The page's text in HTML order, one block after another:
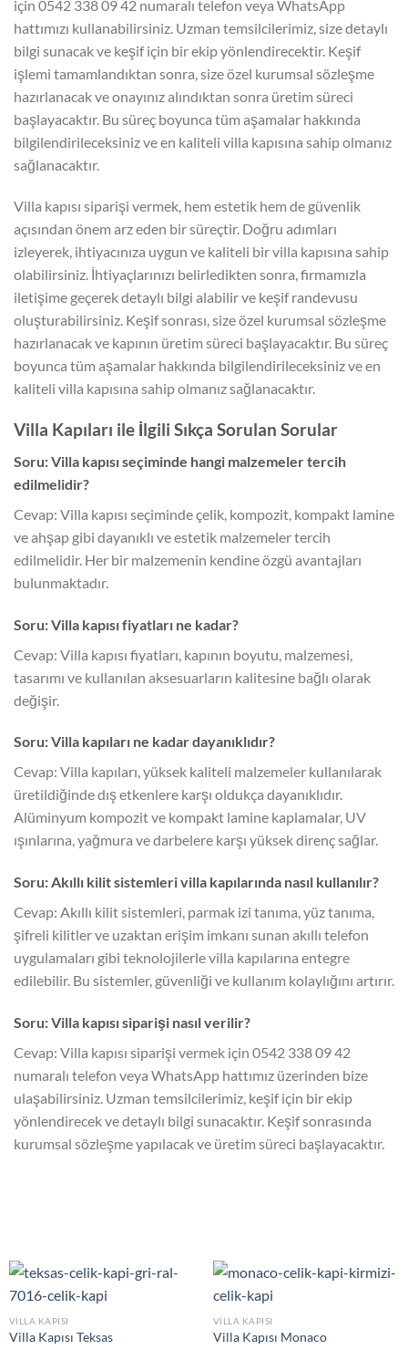
için 0542 338 09 42 numaralı telefon veya WhatsApp
hattımızı kullanabilirsiniz. Uzman temsilcilerimiz, size detaylı
bilgi sunacak ve keşif için bir ekip yönlendirecektir. Keşif
işlemi tamamlandıktan sonra, size özel kurumsal sözleşme
hazırlanacak ve onayınız alındıktan sonra üretim süreci
başlayacaktır. Bu süreç boyunca tüm aşamalar hakkında
bilgilendirileceksiniz ve en kaliteli villa kapısına sahip olmanız
sağlanacaktır.
Villa kapısı siparişi vermek, hem estetik hem de güvenlik
açısından önem arz eden bir süreçtir. Doğru adımları
izleyerek, ihtiyacınıza uygun ve kaliteli bir villa kapısına sahip
olabilirsiniz. İhtiyaçlarınızı belirledikten sonra, firmamızla
iletişime geçerek detaylı bilgi alabilir ve keşif randevusu
oluşturabilirsiniz. Keşif sonrası, size özel kurumsal sözleşme
hazırlanacak ve kapının üretim süreci başlayacaktır. Bu süreç
boyunca tüm aşamalar hakkında bilgilendirileceksiniz ve en
kaliteli villa kapısına sahip olmanız sağlanacaktır.
Villa Kapıları ile İlgili Sıkça Sorulan Sorular
Soru: Villa kapısı seçiminde hangi malzemeler tercih
edilmelidir?
Cevap: Villa kapısı seçiminde çelik, kompozit, kompakt lamine
ve ahşap gibi dayanıklı ve estetik malzemeler tercih
edilmelidir. Her bir malzemenin kendine özgü avantajları
bulunmaktadır.
Soru: Villa kapısı fiyatları ne kadar?
Cevap: Villa kapısı fiyatları, kapının boyutu, malzemesi,
tasarımı ve kullanılan aksesuarların kalitesine bağlı olarak
değişir.
Soru: Villa kapıları ne kadar dayanıklıdır?
Cevap: Villa kapıları, yüksek kaliteli malzemeler kullanılarak
üretildiğinde dış etkenlere karşı oldukça dayanıklıdır.
Alüminyum kompozit ve kompakt lamine kaplamalar, UV
ışınlarına, yağmura ve darbelere karşı yüksek direnç sağlar.
Soru: Akıllı kilit sistemleri villa kapılarında nasıl kullanılır?
Cevap: Akıllı kilit sistemleri, parmak izi tanıma, yüz tanıma,
şifreli kilitler ve uzaktan erişim imkanı sunan akıllı telefon
uygulamaları gibi teknolojilerle villa kapılarına entegre
edilebilir. Bu sistemler, güvenliği ve kullanım kolaylığını artırır.
Soru: Villa kapısı siparişi nasıl verilir?
Cevap: Villa kapısı siparişi vermek için 0542 338 09 42
numaralı telefon veya WhatsApp hattımız üzerinden bize
ulaşabilirsiniz. Uzman temsilcilerimiz, keşif için bir ekip
yönlendirecek ve detaylı bilgi sunacaktır. Keşif sonrasında
kurumsal sözleşme yapılacak ve üretim süreci başlayacaktır.
VILLA KAPISI
Villa Kapısı Teksas
VILLA KAPISI
Villa Kapısı Monaco